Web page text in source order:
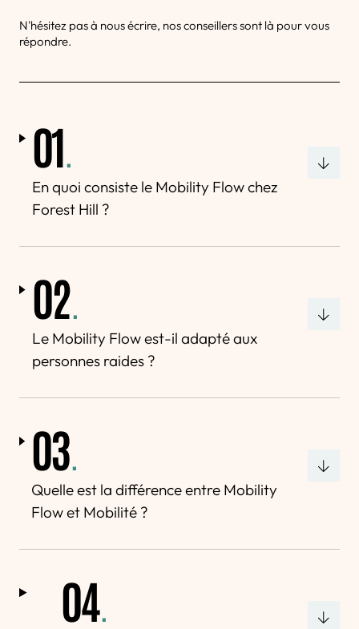
N'hésitez pas à nous écrire, nos conseillers sont là pour vous
répondre.
01
En quoi consiste le Mobility Flow chez
Forest Hill ?
02.
Le Mobility Flow est-il adapté aux
personnes raides ?
03.
Quelle est la différence entre Mobility
Flow et Mobilité ?
04.